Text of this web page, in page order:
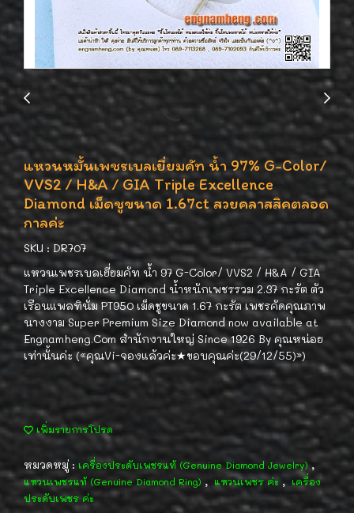
แหวนหมั้นเพชรเบลเยี่ยมคัท น้ำ 97% G-Color/
VVS2 / H&A / GIA Triple Excellence
Diamond เม็ดชูขนาด 1.67ct สวยคลาสสิคตลอด
กาลค่ะ
SKU : DR707
แหวนเพชรเบลเยี่ยมคัท น้ำ 97 G-Color/ VVS2 / H&A / GIA
Triple Excellence Diamond น้ำหนักเพชรรวม 2.37 กะรัต ตัว
เรือนแพลทินั่ม PT950 เม็ดชูขนาด 1.67 กะรัต เพชรคัดคุณภาพ
นางงาม Super Premium Size Diamond now available at
Engnamheng.Com สำนักงานใหญ่ Since 1926 By คุณหน่อย
เท่านั้นค่ะ («คุณVi-จองแล้วค่ะ★ขอบคุณค่ะ(29/12/55)»)
เพิ่มรายการโปรด
หมวดหมู่ : เครื่องประดับเพชรแท้ (Genuine Diamond Jewelry) ,
แหวนเพชรแท้ (Genuine Diamond Ring) , แหวนเพชร ค่ะ , เครื่อง
ประดับเพชร ค่ะ